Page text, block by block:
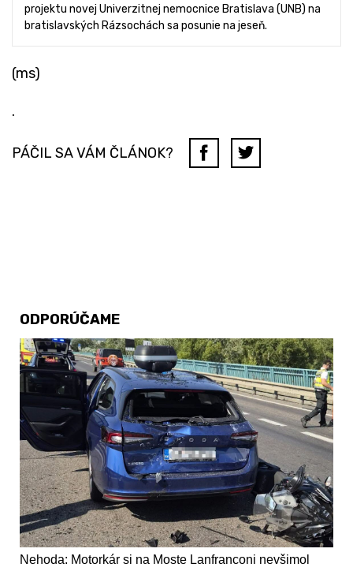
projektu novej Univerzitnej nemocnice Bratislava (UNB) na
bratislavských Rázsochách sa posunie na jeseň.
(ms)
.
PÁČIL SA VÁM ČLÁNOK?
ODPORÚČAME
Nehoda: Motorkár si na Moste Lanfranconi nevšimol